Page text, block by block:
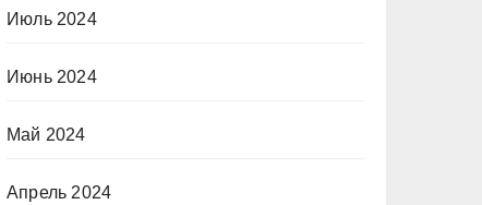
Июль 2024
Июнь 2024
Май 2024
Апрель 2024